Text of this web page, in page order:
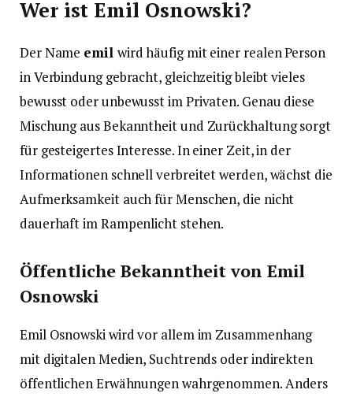
Wer ist Emil Osnowski?
Der Name emil wird häufig mit einer realen Person
in Verbindung gebracht, gleichzeitig bleibt vieles
bewusst oder unbewusst im Privaten. Genau diese
Mischung aus Bekanntheit und Zurückhaltung sorgt
für gesteigertes Interesse. In einer Zeit, in der
Informationen schnell verbreitet werden, wächst die
Aufmerksamkeit auch für Menschen, die nicht
dauerhaft im Rampenlicht stehen.
Öffentliche Bekanntheit von Emil
Osnowski
Emil Osnowski wird vor allem im Zusammenhang
mit digitalen Medien, Suchtrends oder indirekten
öffentlichen Erwähnungen wahrgenommen. Anders